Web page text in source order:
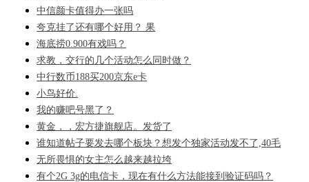
中信颜卡值得办一张吗
夸克挂了还有哪个好用？ 果
海底捞0.900有戏吗？
求教，交行的几个活动怎么同时做？
中行数币188买200京东e卡
小鸟好价.
我的赚吧号黑了？
黄金，，宏方捷旗舰店。发货了
谁知道帖子要发去哪个板块？想发个独家活动发不了,40毛
无所畏惧的女主怎么越来越拉垮
有个2G 3g的电信卡，现在有什么方法能接到验证码吗？